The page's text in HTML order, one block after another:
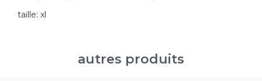
taille: xl
autres produits